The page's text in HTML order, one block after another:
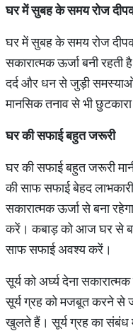
घरमेंसुबहकेसमयरोज
घर में सुबह के समय रोज
सकारात्मक ऊर्जा बनी
दर्द और धन से जुड़ी
मानसिक तनाव से भी
घरकीसफाईबहुतजरूरी
घर की सफाई बहुत जरूरी
की साफ सफाई बेहद
सकारात्मक ऊर्जा से बना
करें। कबाड़ को आज घर से
साफ सफाई अवश्य करें।
सूर्य को अर्घ्य देना
सूर्य ग्रह को मजबूत करने से
खुलते हैं। सूर्य ग्रह का संबंध